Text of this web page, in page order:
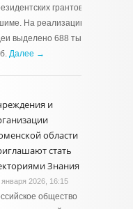
грантов в
На реализацию
выделено 688 тыс.
Далее →
и
области
стать
Знания
января 2026, 16:15
общество